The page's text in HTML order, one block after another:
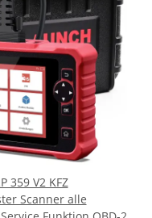
359 V2 KFZ
Scanner alle